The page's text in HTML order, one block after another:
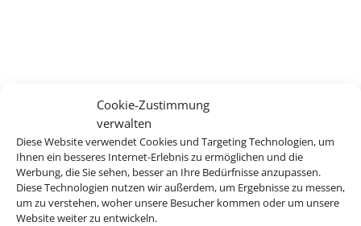
Cookie-Zustimmung
verwalten
Diese Website verwendet Cookies und Targeting Technologien, um
Ihnen ein besseres Internet-Erlebnis zu ermöglichen und die
Werbung, die Sie sehen, besser an Ihre Bedürfnisse anzupassen.
Diese Technologien nutzen wir außerdem, um Ergebnisse zu messen,
um zu verstehen, woher unsere Besucher kommen oder um unsere
Website weiter zu entwickeln.